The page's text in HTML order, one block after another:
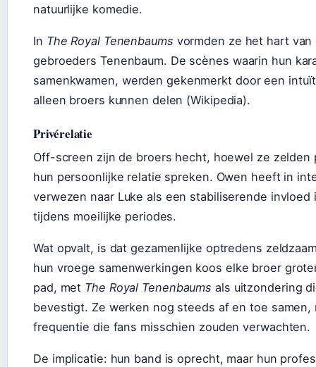
natuurlijke komedie.
In The Royal Tenenbaums vormden ze het hart van
gebroeders Tenenbaum. De scènes waarin hun
samenkwamen, werden gekenmerkt door een
alleen broers kunnen delen (Wikipedia).
Privérelatie
Off-screen zijn de broers hecht, hoewel ze zelden
hun persoonlijke relatie spreken. Owen heeft in
verwezen naar Luke als een stabiliserende invloed
tijdens moeilijke periodes.
Wat opvalt, is dat gezamenlijke optredens
hun vroege samenwerkingen koos elke broer
pad, met The Royal Tenenbaums als uitzondering
bevestigt. Ze werken nog steeds af en toe samen,
frequentie die fans misschien zouden verwachten.
De implicatie: hun band is oprecht, maar hun